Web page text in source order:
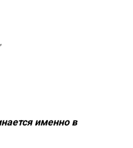
именно в